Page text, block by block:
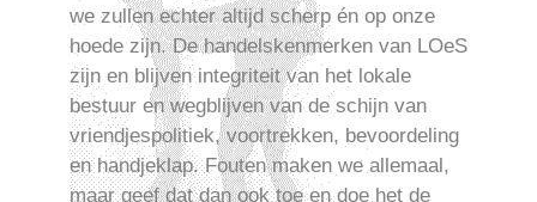
we zullen echter altijd scherp én op onze
hoede zijn. De handelskenmerken van LOeS
zijn en blijven integriteit van het lokale
bestuur en wegblijven van de schijn van
vriendjespolitiek, voortrekken, bevoordeling
en handjeklap. Fouten maken we allemaal,
maar geef dat dan ook toe en doe het de